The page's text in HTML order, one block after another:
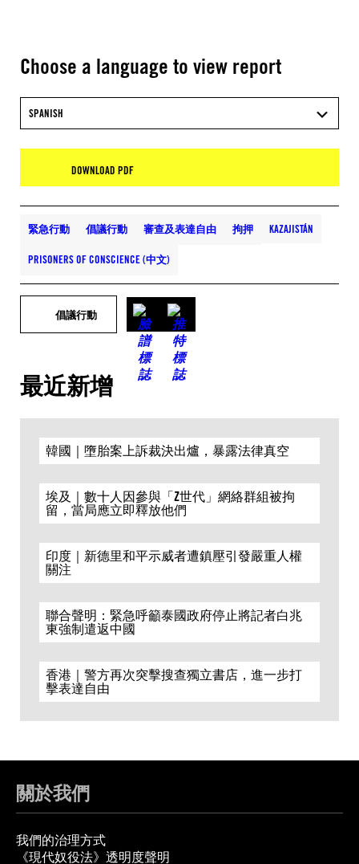
Choose a language to view report
SPANISH
DOWNLOAD PDF
緊急行動 倡議行動 審查及表達自由 拘押 KAZAJISTÁN
PRISONERS OF CONSCIENCE (中文)
倡議行動
最近新增
韓國｜墮胎案上訴裁決出爐，暴露法律真空
埃及｜數十人因參與「Z世代」網絡群組被拘
留，當局應立即釋放他們
印度｜新德里和平示威者遭鎮壓引發嚴重人權
關注
聯合聲明：緊急呼籲泰國政府停止將記者白兆
東強制遣返中國
香港｜警方再次突擊搜查獨立書店，進一步打
擊表達自由
關於我們
我們的治理方式
《現代奴役法》透明度聲明